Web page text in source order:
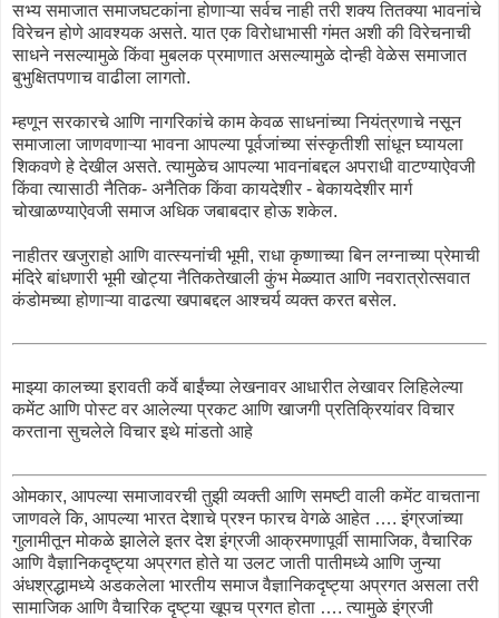
सभ्य समाजात समाजघटकांना होणाऱ्या सर्वच नाही तरी शक्य तितक्या भावनांचे
विरेचन होणे आवश्यक असते. यात एक विरोधाभासी गंमत अशी की विरेचनाची
साधने नसल्यामुळे किंवा मुबलक प्रमाणात असल्यामुळे दोन्ही वेळेस समाजात
बुभुक्षितपणाच वाढीला लागतो.
म्हणून सरकारचे आणि नागरिकांचे काम केवळ साधनांच्या नियंत्रणाचे नसून
समाजाला जाणवणाऱ्या भावना आपल्या पूर्वजांच्या संस्कृतीशी सांधून घ्यायला
शिकवणे हे देखील असते. त्यामुळेच आपल्या भावनांबद्दल अपराधी वाटण्याऐवजी
किंवा त्यासाठी नैतिक- अनैतिक किंवा कायदेशीर - बेकायदेशीर मार्ग
चोखाळण्याऐवजी समाज अधिक जबाबदार होऊ शकेल.
नाहीतर खजुराहो आणि वात्स्यनांची भूमी, राधा कृष्णाच्या बिन लग्नाच्या प्रेमाची
मंदिरे बांधणारी भूमी खोट्या नैतिकतेखाली कुंभ मेळ्यात आणि नवरात्रोत्सवात
कंडोमच्या होणाऱ्या वाढत्या खपाबद्दल आश्चर्य व्यक्त करत बसेल.
माझ्या कालच्या इरावती कर्वे बाईंच्या लेखनावर आधारीत लेखावर लिहिलेल्या
कमेंट आणि पोस्ट वर आलेल्या प्रकट आणि खाजगी प्रतिक्रियांवर विचार
करताना सुचलेले विचार इथे मांडतो आहे
ओमकार, आपल्या समाजावरची तुझी व्यक्ती आणि समष्टी वाली कमेंट वाचताना
जाणवले कि, आपल्या भारत देशाचे प्रश्न फारच वेगळे आहेत …. इंग्रजांच्या
गुलामीतून मोकळे झालेले इतर देश इंग्रजी आक्रमणापूर्वी सामाजिक, वैचारिक
आणि वैज्ञानिकदृष्ट्या अप्रगत होते या उलट जाती पातीमध्ये आणि जुन्या
अंधश्रद्धामध्ये अडकलेला भारतीय समाज वैज्ञानिकदृष्ट्या अप्रगत असला तरी
सामाजिक आणि वैचारिक दृष्ट्या खूपच प्रगत होता …. त्यामुळे इंग्रजी